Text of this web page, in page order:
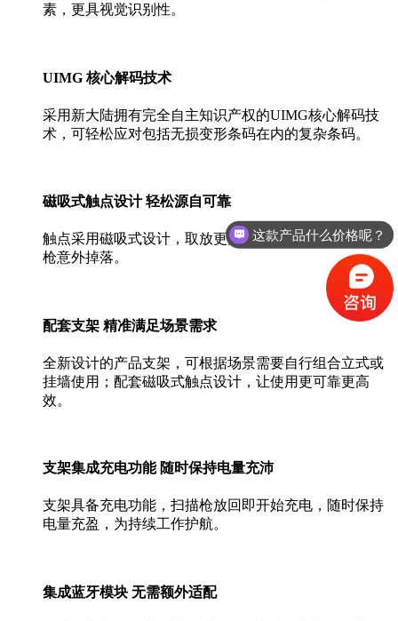
素，更具视觉识别性。
UIMG 核心解码技术
采用新大陆拥有完全自主知识产权的UIMG核心解码技
术，可轻松应对包括无损变形条码在内的复杂条码。
磁吸式触点设计 轻松源自可靠
触点采用磁吸式设计，取放更为准确、可靠，避面扫码
枪意外掉落。
配套支架 精准满足场景需求
全新设计的产品支架，可根据场景需要自行组合立式或
挂墙使用；配套磁吸式触点设计，让使用更可靠更高
效。
支架集成充电功能 随时保持电量充沛
支架具备充电功能，扫描枪放回即开始充电，随时保持
电量充盈，为持续工作护航。
集成蓝牙模块 无需额外适配
这款产品什么价格呢？
我想咨询产品